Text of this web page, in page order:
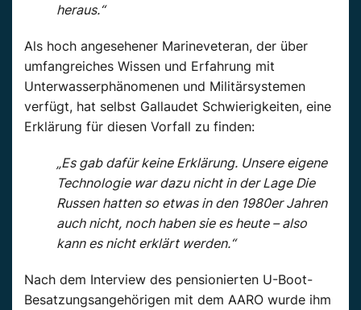
heraus.“
Als hoch angesehener Marineveteran, der über
umfangreiches Wissen und Erfahrung mit
Unterwasserphänomenen und Militärsystemen
verfügt, hat selbst Gallaudet Schwierigkeiten, eine
Erklärung für diesen Vorfall zu finden:
„Es gab dafür keine Erklärung. Unsere eigene
Technologie war dazu nicht in der Lage Die
Russen hatten so etwas in den 1980er Jahren
auch nicht, noch haben sie es heute – also
kann es nicht erklärt werden.“
Nach dem Interview des pensionierten U-Boot-
Besatzungsangehörigen mit dem AARO wurde ihm